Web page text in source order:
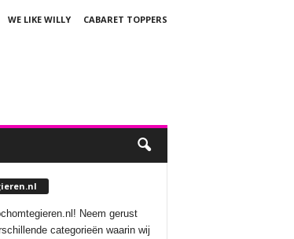
WE LIKE WILLY
CABARET TOPPERS
Neem gerust
categorieën waarin wij